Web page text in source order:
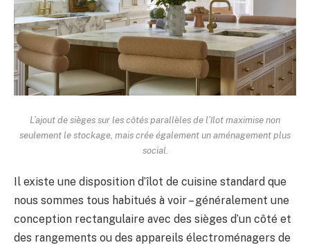
L’ajout de sièges sur les côtés parallèles de l’îlot maximise non
seulement le stockage, mais crée également un aménagement plus
social.
Il existe une disposition d’îlot de cuisine standard que
nous sommes tous habitués à voir – généralement une
conception rectangulaire avec des sièges d’un côté et
des rangements ou des appareils électroménagers de